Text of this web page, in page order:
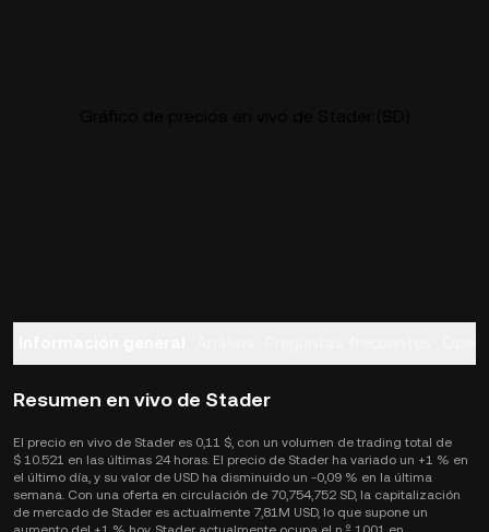
Resumen en vivo de Stader
El precio en vivo de Stader es 0,11 $, con un volumen de trading total de
$ 10.521 en las últimas 24 horas. El precio de Stader ha variado un +1 % en
el último día, y su valor de USD ha disminuido un -0,09 % en la última
semana. Con una oferta en circulación de 70,754,752 SD, la capitalización
de mercado de Stader es actualmente 7,81M USD, lo que supone un